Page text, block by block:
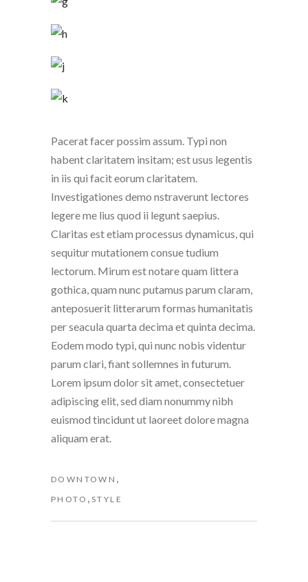
Pacerat facer possim assum. Typi non
habent claritatem insitam; est usus legentis
in iis qui facit eorum claritatem.
Investigationes demo nstraverunt lectores
legere me lius quod ii legunt saepius.
Claritas est etiam processus dynamicus, qui
sequitur mutationem consue tudium
lectorum. Mirum est notare quam littera
gothica, quam nunc putamus parum claram,
anteposuerit litterarum formas humanitatis
per seacula quarta decima et quinta decima.
Eodem modo typi, qui nunc nobis videntur
parum clari, fiant sollemnes in futurum.
Lorem ipsum dolor sit amet, consectetuer
adipiscing elit, sed diam nonummy nibh
euismod tincidunt ut laoreet dolore magna
aliquam erat.
DOWNTOWN ,
PHOTO , STYLE